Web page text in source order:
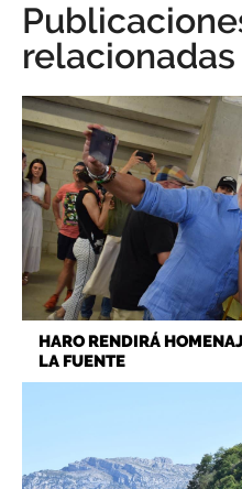
relacionadas
HARO RENDIRÁ
LA FUENTE